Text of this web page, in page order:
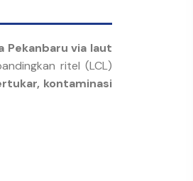
Pekanbaru via laut
ritel (LCL)
kontaminasi